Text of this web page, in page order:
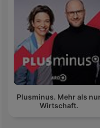
Plusminus. Mehr als
Wirtschaft.